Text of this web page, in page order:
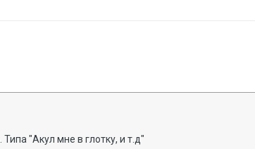
. Типа "Акул мне в глотку, и т.д"